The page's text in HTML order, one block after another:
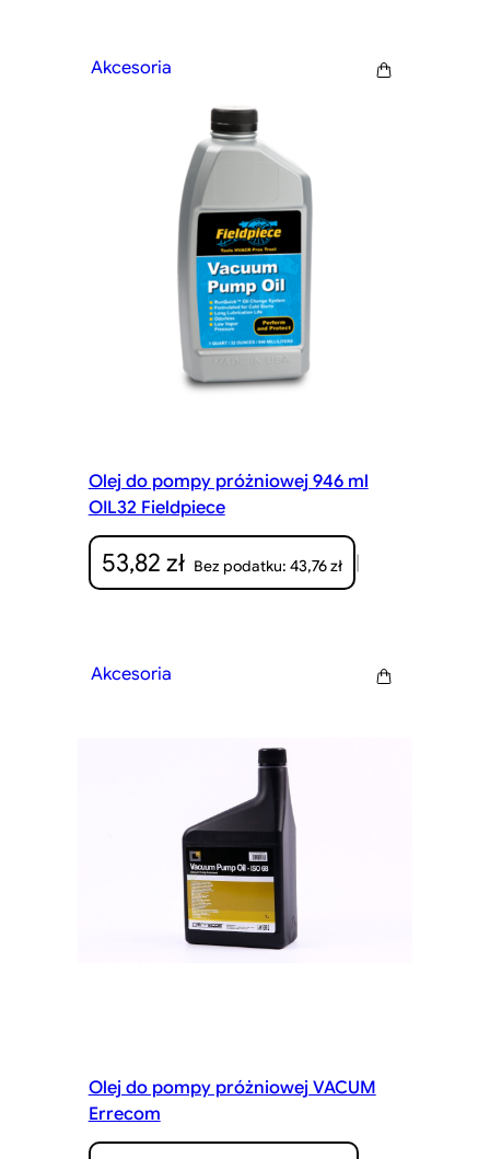
Akcesoria
Olej do pompy próżniowej 946 ml
OIL32 Fieldpiece
53,82 zł Bez podatku: 43,76zł |
Akcesoria
Olej do pompy próżniowej VACUM
Errecom